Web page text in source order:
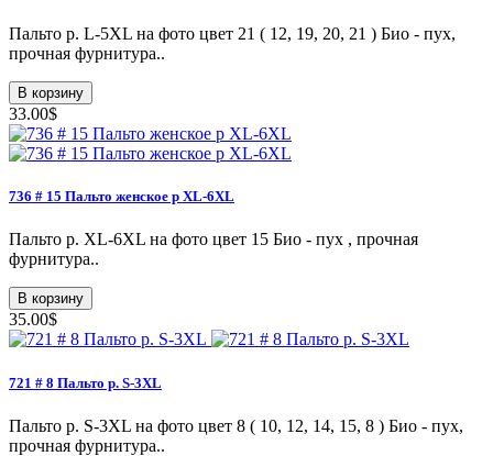
Пальто р. L-5XL на фото цвет 21 ( 12, 19, 20, 21 ) Био - пух,
прочная фурнитура..
В корзину
33.00$
736 # 15 Пальто женское p XL-6XL
Пальто p. XL-6XL на фото цвет 15 Био - пух , прочная
фурнитура..
В корзину
35.00$
721 # 8 Пальто p. S-3XL
Пальто p. S-3XL на фото цвет 8 ( 10, 12, 14, 15, 8 ) Био - пух,
прочная фурнитура..